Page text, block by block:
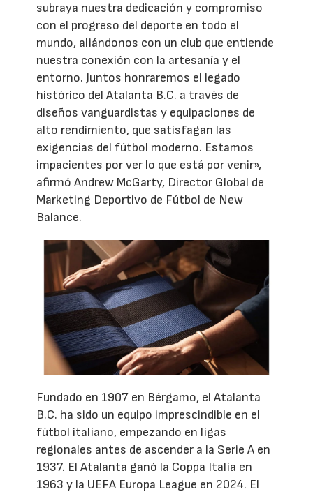
subraya nuestra dedicación y compromiso
con el progreso del deporte en todo el
mundo, aliándonos con un club que entiende
nuestra conexión con la artesanía y el
entorno. Juntos honraremos el legado
histórico del Atalanta B.C. a través de
diseños vanguardistas y equipaciones de
alto rendimiento, que satisfagan las
exigencias del fútbol moderno. Estamos
impacientes por ver lo que está por venir»,
afirmó Andrew McGarty, Director Global de
Marketing Deportivo de Fútbol de New
Balance.
Fundado en 1907 en Bérgamo, el Atalanta
B.C. ha sido un equipo imprescindible en el
fútbol italiano, empezando en ligas
regionales antes de ascender a la Serie A en
1937. El Atalanta ganó la Coppa Italia en
1963 y la UEFA Europa League en 2024. El